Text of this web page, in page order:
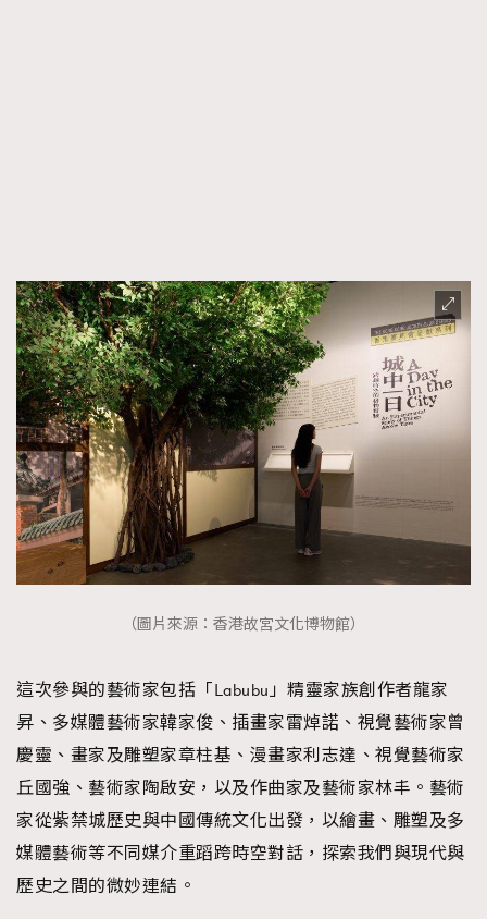
（圖片來源：香港故宮文化博物館）
這次參與的藝術家包括「Labubu」精靈家族創作者龍家
昇、多媒體藝術家韓家俊、插畫家雷焯諾、視覺藝術家曾
慶靈、畫家及雕塑家章柱基、漫畫家利志達、視覺藝術家
丘國強、藝術家陶啟安，以及作曲家及藝術家林丰。藝術
家從紫禁城歷史與中國傳統文化出發，以繪畫、雕塑及多
媒體藝術等不同媒介重蹈跨時空對話，探索我們與現代與
歷史之間的微妙連結。